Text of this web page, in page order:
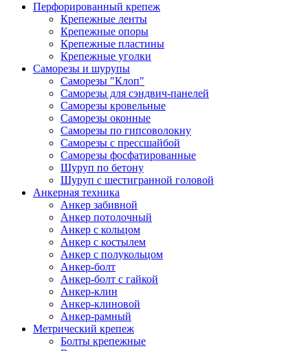
Перфорированный крепеж
Крепежные ленты
Крепежные опоры
Крепежные пластины
Крепежные уголки
Саморезы и шурупы
Саморезы "Клоп"
Саморезы для сэндвич-панелей
Саморезы кровельные
Саморезы оконные
Саморезы по гипсоволокну
Саморезы с прессшайбой
Саморезы фосфатированные
Шуруп по бетону
Шуруп с шестигранной головой
Анкерная техника
Анкер забивной
Анкер потолочный
Анкер с кольцом
Анкер с костылем
Анкер с полукольцом
Анкер-болт
Анкер-болт с гайкой
Анкер-клин
Анкер-клиновой
Анкер-рамный
Метрический крепеж
Болты крепежные